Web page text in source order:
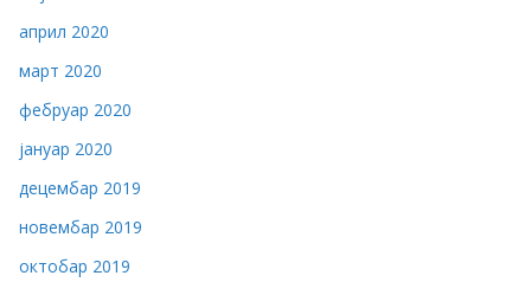
април 2020
март 2020
фебруар 2020
јануар 2020
децембар 2019
новембар 2019
октобар 2019